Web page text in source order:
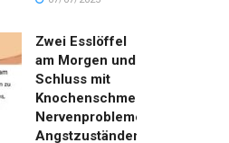
Zwei Esslöffel
am Morgen und
Schluss mit
Knochenschmerzen,
Nervenproblemen,
Angstzuständen